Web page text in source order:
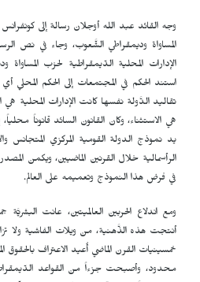
وجه القائد عبد الله أوجلان رسالة إلى
المساواة وديمقراطي الشَّعوب، وجاء في نص
الإدارات المحلية الدّيمقراطية لحزب المساواة
استند الحكم في المجتمعات إلى الحكم المحلي
تقاليد الدَّولة نفسها كانت الإدارات المحلية هي
هي الاستثناء، وكان القانون السائد قانوناً
يد نموذج الدولة القومية المركزي المتجانس
الرأسمالية خلال القرنين الماضيين، ويكمن
في فرض هذا النموذج وتعميمه على العالم.
ومع اندلاع الحربين العالميتين، عانت البشريَّة
أنتجت هذه الذَّهنية، من ويلات الفاشية ولا
خمسينيات القرن الماضي أُعيد الاعتراف بالحقوق
محدود، وأصبحت جزءاً من القواعد